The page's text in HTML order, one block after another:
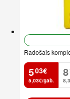
Radošais
5
. 03€
5,03€/gab.
8
.